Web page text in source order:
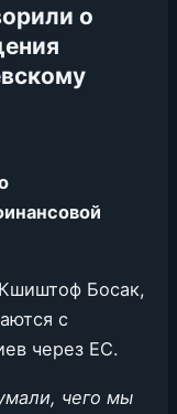
о
Босак,
с
через ЕС.
чего мы